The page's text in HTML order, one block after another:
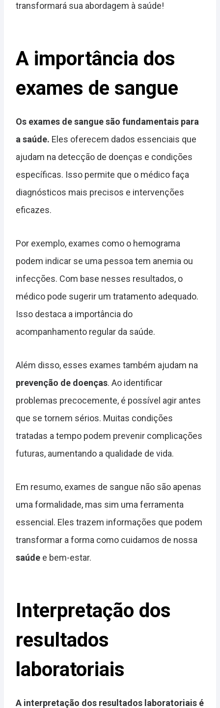
transformará sua abordagem à saúde!
A importância dos
exames de sangue
Os exames de sangue são fundamentais para
a saúde. Eles oferecem dados essenciais que
ajudam na detecção de doenças e condições
específicas. Isso permite que o médico faça
diagnósticos mais precisos e intervenções
eficazes.
Por exemplo, exames como o hemograma
podem indicar se uma pessoa tem anemia ou
infecções. Com base nesses resultados, o
médico pode sugerir um tratamento adequado.
Isso destaca a importância do
acompanhamento regular da saúde.
Além disso, esses exames também ajudam na
prevenção de doenças. Ao identificar
problemas precocemente, é possível agir antes
que se tornem sérios. Muitas condições
tratadas a tempo podem prevenir complicações
futuras, aumentando a qualidade de vida.
Em resumo, exames de sangue não são apenas
uma formalidade, mas sim uma ferramenta
essencial. Eles trazem informações que podem
transformar a forma como cuidamos de nossa
saúde e bem-estar.
Interpretação dos
resultados
laboratoriais
A interpretação dos resultados laboratoriais é